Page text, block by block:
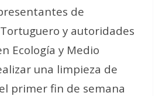
de
y autoridades
Ecología y Medio
una limpieza de
primer fin de semana